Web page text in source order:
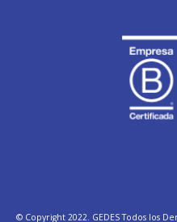
© Copyright 2022. GEDES Todos los